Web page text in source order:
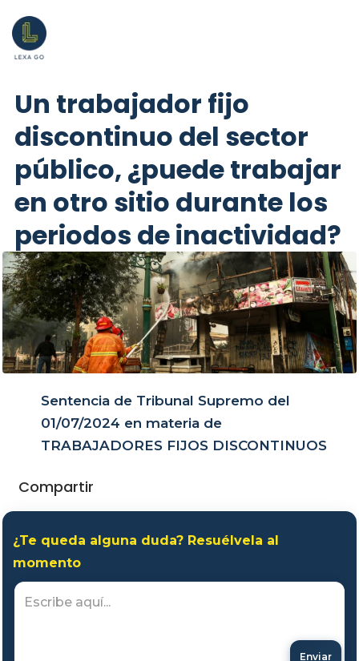
Un trabajador fijo
discontinuo del sector
público, ¿puede trabajar
en otro sitio durante los
periodos de inactividad?
Sentencia de Tribunal Supremo del
01/07/2024 en materia de
TRABAJADORES FIJOS DISCONTINUOS
Compartir
¿Te queda alguna duda? Resuélvela al
momento
Enviar